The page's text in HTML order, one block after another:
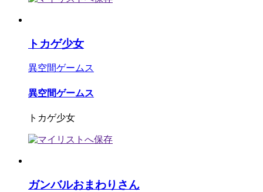
トカゲ少女
異空間ゲームス
異空間ゲームス
トカゲ少女
ガンバルおまわりさん